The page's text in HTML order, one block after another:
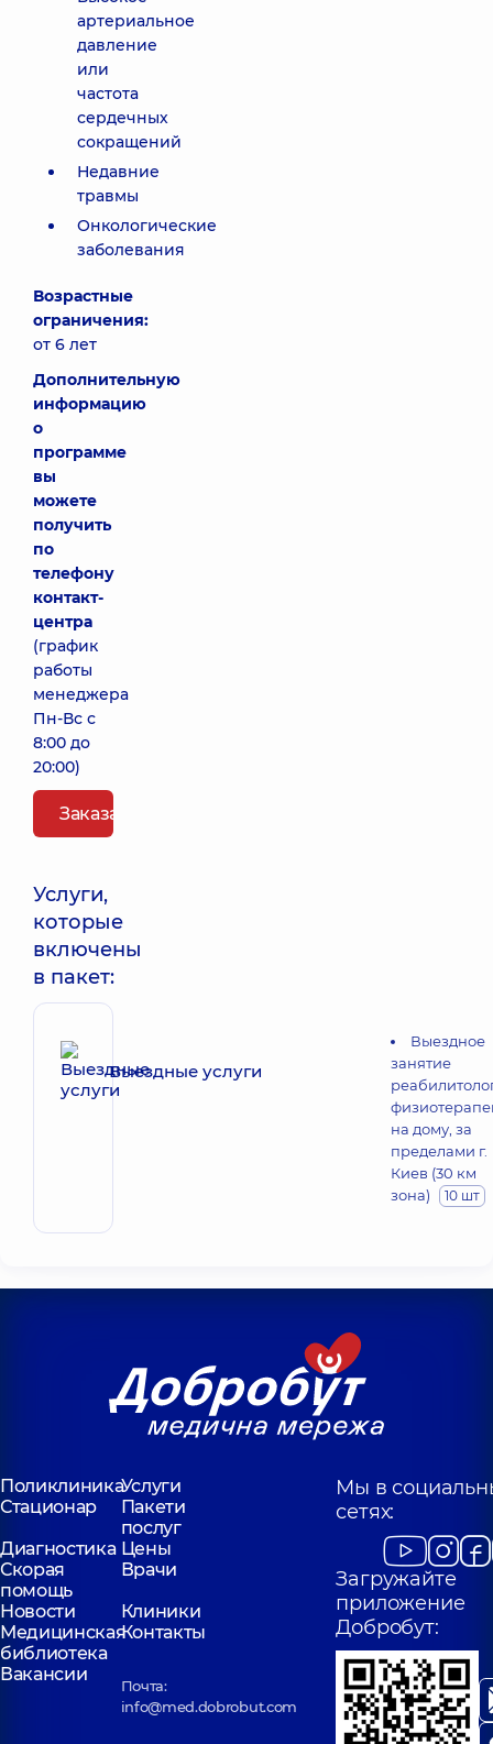
артериальное
давление
или
частота
сердечных
сокращений
Недавние
травмы
Онкологические
заболевания
Возрастные
ограничения:
от 6 лет
Дополнительную
информацию
о
программе
вы
можете
получить
по
телефону
контакт-
центра
(график
работы
менеджера
Пн-Вс с
8:00 до
20:00)
Заказать пакет
Услуги,
которые
включены
в пакет:
Выездные услуги
Выездное
занятие
на дому, за
пределами г.
Киев (30 км
зона)
10 шт
ПоликлиникаУслуги
Стационар
Пакети
послуг
Диагностика Цены
Скорая
помощь
Врачи
Новости
Клиники
Медицинская
библиотека
Контакты
Вакансии
Почта:
info@med.dobrobut.com
Мы в
сетях:
Загружайте
приложение
Добробут: